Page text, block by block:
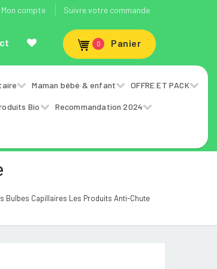
Mon compte Suivre votre commande
0 Panier
Maman bébé & enfant OFFRE ET PACK
Bio Recommandation 2024
Bulbes Capillaires Les Produits Anti-Chute